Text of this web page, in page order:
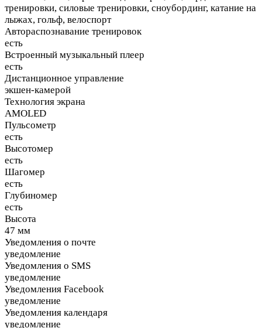
тренировки, силовые тренировки, сноубординг, катание на
лыжах, гольф, велоспорт
Автораспознавание тренировок
есть
Встроенный музыкальный плеер
есть
Дистанционное управление
экшен-камерой
Технология экрана
AMOLED
Пульсометр
есть
Высотомер
есть
Шагомер
есть
Глубиномер
есть
Высота
47 мм
Уведомления о почте
уведомление
Уведомления о SMS
уведомление
Уведомления Facebook
уведомление
Уведомления календаря
уведомление